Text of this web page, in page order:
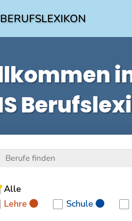
Alle
Lehre
Schule